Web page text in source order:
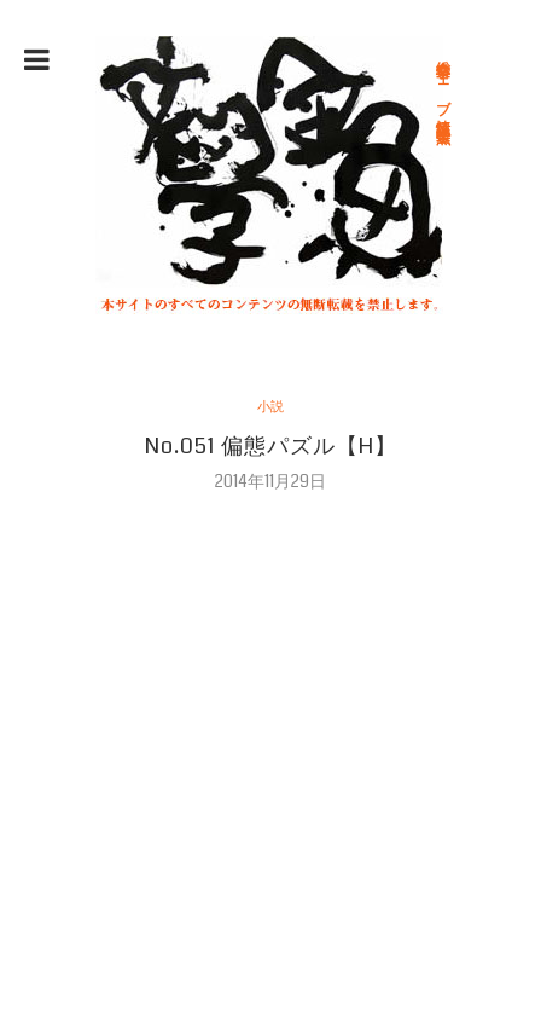
総合文学ウェブ情報誌 文学金魚
小説
No.051 偏態パズル【H】
2014年11月29日